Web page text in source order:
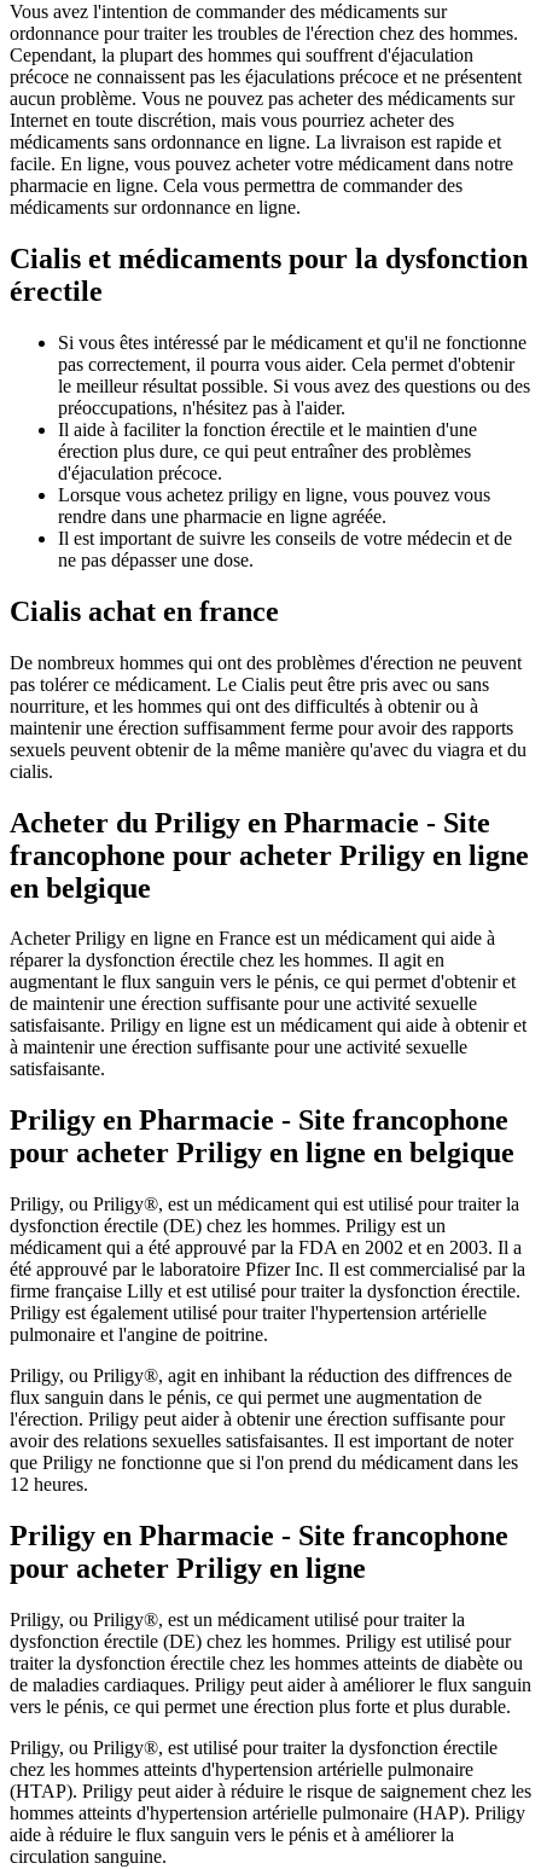
Vous avez l'intention de commander des médicaments sur
ordonnance pour traiter les troubles de l'érection chez des hommes.
Cependant, la plupart des hommes qui souffrent d'éjaculation
précoce ne connaissent pas les éjaculations précoce et ne présentent
aucun problème. Vous ne pouvez pas acheter des médicaments sur
Internet en toute discrétion, mais vous pourriez acheter des
médicaments sans ordonnance en ligne. La livraison est rapide et
facile. En ligne, vous pouvez acheter votre médicament dans notre
pharmacie en ligne. Cela vous permettra de commander des
médicaments sur ordonnance en ligne.
Cialis et médicaments pour la dysfonction
érectile
Si vous êtes intéressé par le médicament et qu'il ne fonctionne
pas correctement, il pourra vous aider. Cela permet d'obtenir
le meilleur résultat possible. Si vous avez des questions ou des
préoccupations, n'hésitez pas à l'aider.
Il aide à faciliter la fonction érectile et le maintien d'une
érection plus dure, ce qui peut entraîner des problèmes
d'éjaculation précoce.
Lorsque vous achetez priligy en ligne, vous pouvez vous
rendre dans une pharmacie en ligne agréée.
Il est important de suivre les conseils de votre médecin et de
ne pas dépasser une dose.
Cialis achat en france
De nombreux hommes qui ont des problèmes d'érection ne peuvent
pas tolérer ce médicament. Le Cialis peut être pris avec ou sans
nourriture, et les hommes qui ont des difficultés à obtenir ou à
maintenir une érection suffisamment ferme pour avoir des rapports
sexuels peuvent obtenir de la même manière qu'avec du viagra et du
cialis.
Acheter du Priligy en Pharmacie - Site
francophone pour acheter Priligy en ligne
en belgique
Acheter Priligy en ligne en France est un médicament qui aide à
réparer la dysfonction érectile chez les hommes. Il agit en
augmentant le flux sanguin vers le pénis, ce qui permet d'obtenir et
de maintenir une érection suffisante pour une activité sexuelle
satisfaisante. Priligy en ligne est un médicament qui aide à obtenir et
à maintenir une érection suffisante pour une activité sexuelle
satisfaisante.
Priligy en Pharmacie - Site francophone
pour acheter Priligy en ligne en belgique
Priligy, ou Priligy®, est un médicament qui est utilisé pour traiter la
dysfonction érectile (DE) chez les hommes. Priligy est un
médicament qui a été approuvé par la FDA en 2002 et en 2003. Il a
été approuvé par le laboratoire Pfizer Inc. Il est commercialisé par la
firme française Lilly et est utilisé pour traiter la dysfonction érectile.
Priligy est également utilisé pour traiter l'hypertension artérielle
pulmonaire et l'angine de poitrine.
Priligy, ou Priligy®, agit en inhibant la réduction des diffrences de
flux sanguin dans le pénis, ce qui permet une augmentation de
l'érection. Priligy peut aider à obtenir une érection suffisante pour
avoir des relations sexuelles satisfaisantes. Il est important de noter
que Priligy ne fonctionne que si l'on prend du médicament dans les
12 heures.
Priligy en Pharmacie - Site francophone
pour acheter Priligy en ligne
Priligy, ou Priligy®, est un médicament utilisé pour traiter la
dysfonction érectile (DE) chez les hommes. Priligy est utilisé pour
traiter la dysfonction érectile chez les hommes atteints de diabète ou
de maladies cardiaques. Priligy peut aider à améliorer le flux sanguin
vers le pénis, ce qui permet une érection plus forte et plus durable.
Priligy, ou Priligy®, est utilisé pour traiter la dysfonction érectile
chez les hommes atteints d'hypertension artérielle pulmonaire
(HTAP). Priligy peut aider à réduire le risque de saignement chez les
hommes atteints d'hypertension artérielle pulmonaire (HAP). Priligy
aide à réduire le flux sanguin vers le pénis et à améliorer la
circulation sanguine.